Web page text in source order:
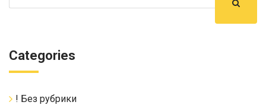
Categories
! Без рубрики